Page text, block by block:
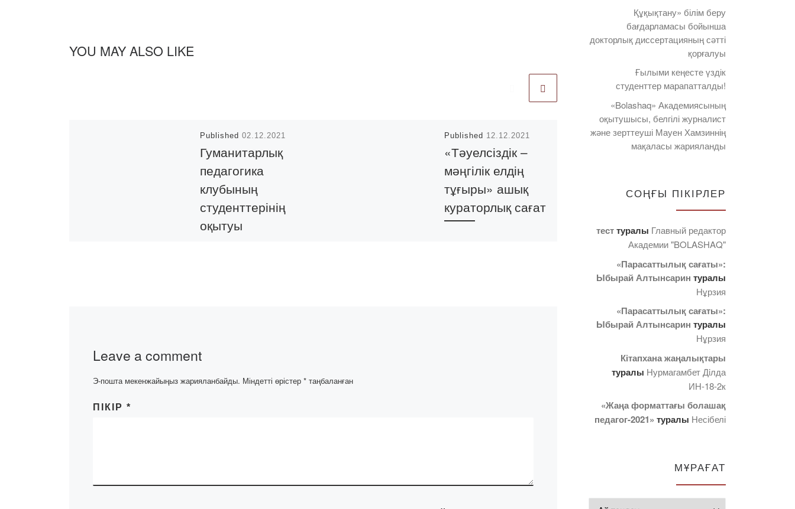
YOU MAY ALSO LIKE
Published02.12.2021
Гуманитарлық
педагогика
клубының
студенттерінің
оқытуы
даярлау бағыттарының
СӨЖ –салауатты өмір
Published 12.12.2021
«Тәуелсіздік –
мәңгілік елдің
тұғыры» ашық
кураторлық сағат
Published
Магистратурада
аттестаттау
басталды
2022 жылғы 26
академияда ғылыми-
педагогикалық бағытта
білім алып жүрген
магистарнттар
қорытынды аттестаттау
сынағынан өтуді
бастады. Алғашқы кезек
7М01702-«Қазақ тілі мен
[…]
Leave a comment
Э-пошта мекенжайыңыз жарияланбайды. Міндетті өрістер * таңбаланған
ПІКІР *
Құқықтану» білім беру
бағдарламасы бойынша
докторлық диссертацияның сәтті
қорғалуы
Ғылыми кеңесте үздік
студенттер марапатталды!
«Bolashaq» Академиясының
оқытушысы, белгілі журналист
және зерттеуші Мауен Хамзиннің
мақаласы жарияланды
СОҢҒЫ ПІКІРЛЕР
тесттуралы Главный редактор
Академии "BOLASHAQ"
«Парасаттылық сағаты»:
Ыбырай Алтынсарин туралы
Нұрзия
«Парасаттылық сағаты»:
Ыбырай Алтынсарин туралы
Нұрзия
Кітапхана жаңалықтары
туралы Нурмагамбет Дiлда
ИН-18-2к
«Жаңа форматтағы болашақ
педагог-2021» туралы Несібелі
МҰРАҒАТ